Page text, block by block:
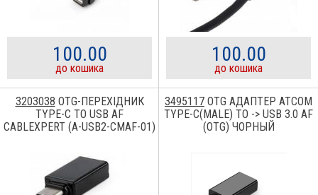
100.00
до кошика
100.00
до кошика
3203038 ОTG-ПЕРЕХІДНИК
TYPE-C TO USB AF
CABLEXPERT (A-USB2-CMAF-01)
3495117 OTG АДАПТЕР ATCOM
TYPE-C(MALE) TO -> USB 3.0 AF
(OTG) ЧОРНЫЙ